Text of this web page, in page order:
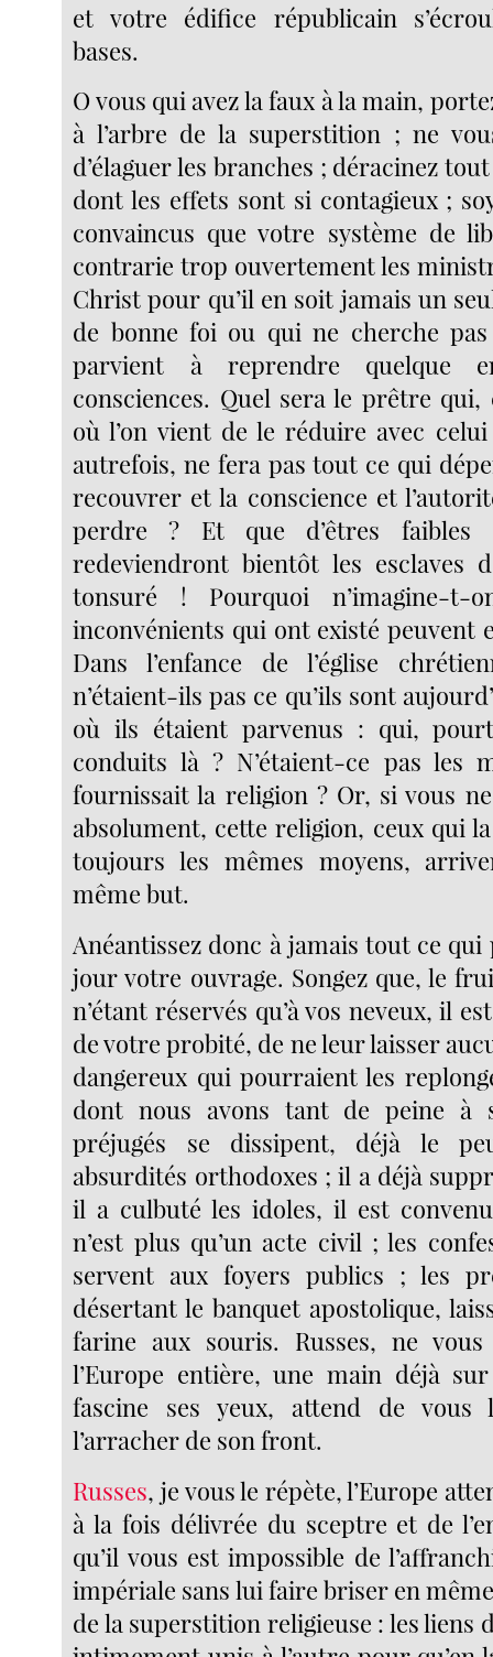
et votre édifice républicain
bases.
O vous qui avez la faux à la main,
à l’arbre de la superstition ; ne
d’élaguer les branches ; déracinez
dont les effets sont si contagieux ;
convaincus que votre système de
contrarie trop ouvertement les
Christ pour qu’il en soit jamais un
de bonne foi ou qui ne cherche pas
parvient à reprendre quelque
consciences. Quel sera le prêtre qui,
où l’on vient de le réduire avec
autrefois, ne fera pas tout ce qui
recouvrer et la conscience et
perdre ? Et que d’êtres faibles
redeviendront bientôt les esclaves
tonsuré ! Pourquoi n’imagine-t-
inconvénients qui ont existé peuvent
Dans l’enfance de l’église
n’étaient-ils pas ce qu’ils sont
où ils étaient parvenus : qui,
conduits là ? N’étaient-ce pas les
fournissait la religion ? Or, si vous
absolument, cette religion, ceux qui
toujours les mêmes moyens,
même but.
Anéantissez donc à jamais tout ce
jour votre ouvrage. Songez que, le
n’étant réservés qu’à vos neveux, il
de votre probité, de ne leur laisser
dangereux qui pourraient les
dont nous avons tant de peine à
préjugés se dissipent, déjà le
absurdités orthodoxes ; il a déjà
il a culbuté les idoles, il est
n’est plus qu’un acte civil ; les
servent aux foyers publics ; les
désertant le banquet apostolique,
farine aux souris. Russes, ne
l’Europe entière, une main déjà
fascine ses yeux, attend de vous
l’arracher de son front.
Russes, je vous le répète, l’Europe
à la fois délivrée du sceptre et de
qu’il vous est impossible de
impériale sans lui faire briser en
de la superstition religieuse : les liens